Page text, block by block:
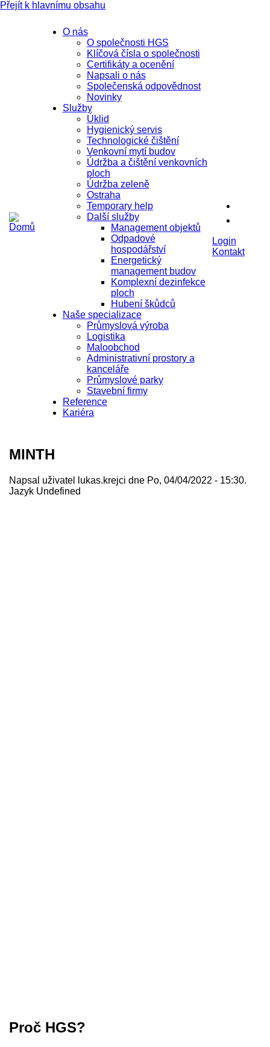
Přejít k hlavnímu obsahu
O nás
O společnosti HGS
Klíčová čísla o společnosti
Certifikáty a ocenění
Napsali o nás
Společenská odpovědnost
Novinky
Služby
Úklid
Hygienický servis
Technologické čištění
Venkovní mytí budov
Údržba a čištění venkovních
ploch
Údržba zeleně
Ostraha
Temporary help
Další služby
Management objektů
Odpadové
hospodářství
Energetický
management budov
Komplexní dezinfekce
ploch
Hubení škůdců
Naše specializace
Průmyslová výroba
Logistika
Maloobchod
Administrativní prostory a
kanceláře
Průmyslové parky
Stavební firmy
Reference
Kariéra
Login
Kontakt
MINTH
Napsal uživatel lukas.krejci dne Po, 04/04/2022 - 15:30.
Jazyk Undefined
Proč HGS?